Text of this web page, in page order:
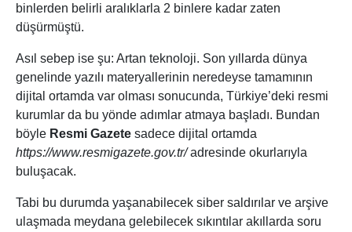
binlerden belirli aralıklarla 2 binlere kadar zaten
düşürmüştü.
Asıl sebep ise şu: Artan teknoloji. Son yıllarda dünya
genelinde yazılı materyallerinin neredeyse tamamının
dijital ortamda var olması sonucunda, Türkiye’deki resmi
kurumlar da bu yönde adımlar atmaya başladı. Bundan
böyle Resmi Gazete sadece dijital ortamda
https://www.resmigazete.gov.tr/adresinde okurlarıyla
buluşacak.
Tabi bu durumda yaşanabilecek siber saldırılar ve arşive
ulaşmada meydana gelebilecek sıkıntılar akıllarda soru